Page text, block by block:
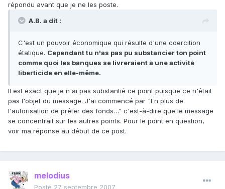
répondu avant que je ne les poste.
A.B. a dit :
C'est un pouvoir économique qui résulte d'une coercition
étatique. Cependant tu n'as pas pu substancier ton point
comme quoi les banques se livreraient à une activité
liberticide en elle-même.
Il est exact que je n'ai pas substantié ce point puisque ce n'était
pas l'objet du message. J'ai commencé par "En plus de
l'autorisation de prêter des fonds…" c'est-à-dire que le message
se concentrait sur les autres points. Pour le point en question,
voir ma réponse au début de ce post.
melodius
Posté 27 septembre 2007